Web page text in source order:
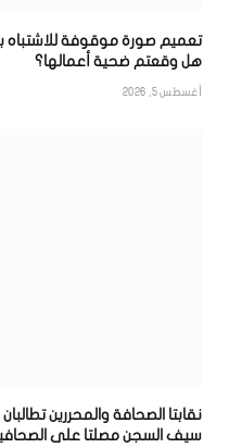
تعميم صورة موقوفة للاشتباه
هل وقعتم ضحية أعمالها؟
أغسطس 5, 2026
نقابتا الصحافة والمحررين
سيف السجن مصلتا على